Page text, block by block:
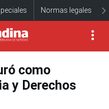
Normas legales
como
y Derechos